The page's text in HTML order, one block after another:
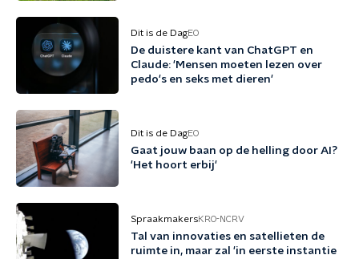
Dit is de DagEO
De duistere kant van ChatGPT en
Claude: 'Mensen moeten lezen over
pedo's en seks met dieren'
Dit is de DagEO
Gaat jouw baan op de helling door AI?
'Het hoort erbij'
SpraakmakersKRO-NCRV
Tal van innovaties en satellieten de
ruimte in, maar zal 'in eerste instantie